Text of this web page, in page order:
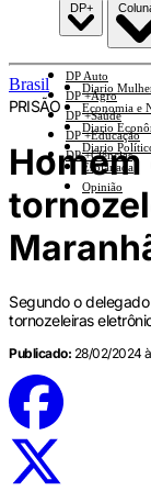
DP+
DP Auto
DP +Agro
DP +Saúde
DP +Educação
DP +Ciências
Diario
Economia e
Diario
Diario
Esplanada
Opinião
Brasil
PRISÃO
Segundo o
tornozeleiras
Publicado: 28/02/2024